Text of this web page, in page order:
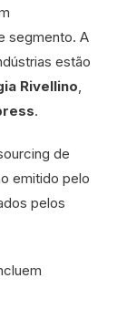
segmento. A
estão
Rivellino
.
de
emitido pelo
pelos